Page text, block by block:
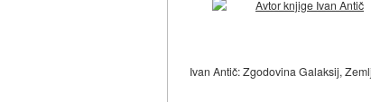
Ivan Antič: Zgodovina Galaksij,